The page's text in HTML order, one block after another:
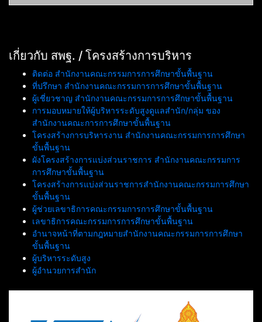
เกี่ยวกับ สพฐ. / โครงสร้างการบริหาร
ติดต่อ สำนักงานคณะกรรมการการศึกษาขั้นพื้นฐาน
ที่ปรึกษา สำนักงานคณะกรรมการการศึกษาขั้นพื้นฐาน
ผู้เชี่ยวชาญ สำนักงานคณะกรรมการการศึกษาขั้นพื้นฐาน
การมอบหมายให้ผู้บริหารระดับสูงดูแลสำนัก/กลุ่ม ของ
สำนักงานคณะการการศึกษาขั้นพื้นฐาน
โครงสร้างการบริหารงาน สำนักงานคณะกรรมการการศึกษา
ขั้นพื้นฐาน
ผังโครงสร้างการแบ่งส่วนราชการ สำนักงานคณะกรรมการ
การศึกษาขั้นพื้นฐาน
โครงสร้างการแบ่งส่วนราชการสำนักงานคณะกรรมการศึกษา
ขั้นพื้นฐาน
ผู้ช่วยเลขาธิการคณะกรรมการการศึกษาขั้นพื้นฐาน
เลขาธิการคณะกรรมการการศึกษาขั้นพื้นฐาน
อำนาจหน้าที่ตามกฎหมายสำนักงานคณะกรรมการการศึกษา
ขั้นพื้นฐาน
ผู้บริหารระดับสูง
ผู้อำนวยการสำนัก